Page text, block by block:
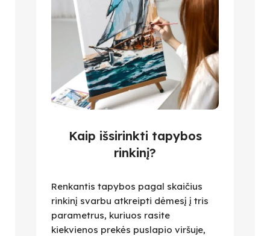
Kaip išsirinkti tapybos
rinkinį?
Renkantis tapybos pagal skaičius
rinkinį svarbu atkreipti dėmesį į tris
parametrus, kuriuos rasite
kiekvienos prekės puslapio viršuje,